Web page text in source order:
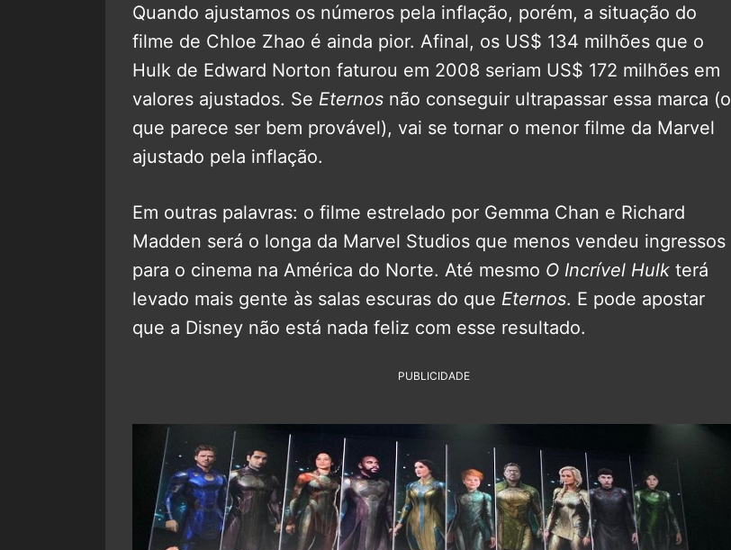
Quando ajustamos os números pela inflação, porém, a situação do
filme de Chloe Zhao é ainda pior. Afinal, os US$ 134 milhões que o
Hulk de Edward Norton faturou em 2008 seriam US$ 172 milhões em
valores ajustados. Se Eternos não conseguir ultrapassar essa marca (o
que parece ser bem provável), vai se tornar o menor filme da Marvel
ajustado pela inflação.
Em outras palavras: o filme estrelado por Gemma Chan e Richard
Madden será o longa da Marvel Studios que menos vendeu ingressos
para o cinema na América do Norte. Até mesmo O Incrível Hulk terá
levado mais gente às salas escuras do que Eternos. E pode apostar
que a Disney não está nada feliz com esse resultado.
PUBLICIDADE